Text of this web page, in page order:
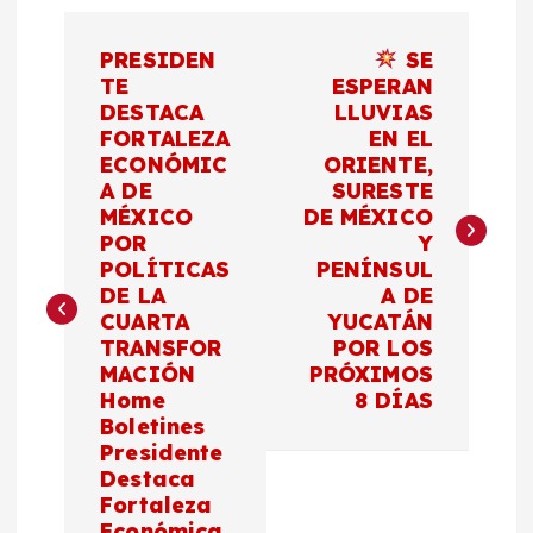
a
PRESIDEN
TE
DESTACA
FORTALEZA
ECONÓMIC
A DE
MÉXICO
POR
POLÍTICAS
DE LA
CUARTA
TRANSFOR
MACIÓN
Home
Boletines
Presidente
Destaca
Fortaleza
SE
ESPERAN
LLUVIAS
EN EL
ORIENTE,
SURESTE
DE MÉXICO
Y
PENÍNSUL
A DE
YUCATÁN
POR LOS
PRÓXIMOS
8 DÍAS